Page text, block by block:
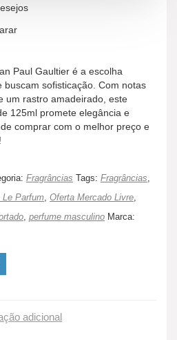
Paul Gaultier é a escolha
buscam sofisticação. Com notas
um rastro amadeirado, este
125ml promete elegância e
comprar com o melhor preço e
Fragrâncias Tags: Fragrâncias,
Le Parfum, Oferta Mercado Livre,
, perfume masculino Marca:
adicional